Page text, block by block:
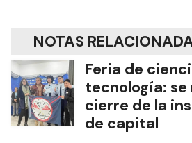
NOTAS
Feria de
tecnología:
cierre de la
de capital